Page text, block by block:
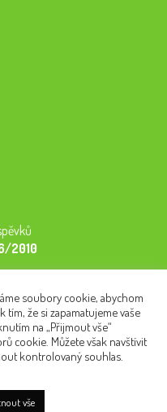
2010
WC kartu. Z peněz
soubory cookie, abychom
tím, že si zapamatujeme vaše
na „Přijmout vše“
cookie. Můžete však navštívit
kontrolovaný souhlas.
vše